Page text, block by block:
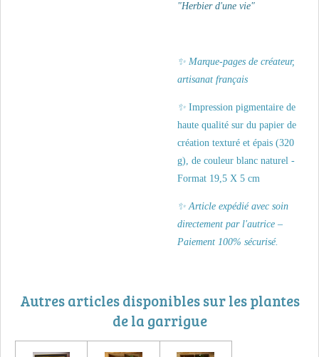
"Herbier d'une vie"
✨ Marque-pages de créateur,
artisanat français
✨ Impression pigmentaire de
haute qualité sur du papier de
création texturé et épais (320
g), de couleur blanc naturel -
Format 19,5 X 5 cm
✨ Article expédié avec soin
directement par l'autrice –
Paiement 100% sécurisé.
Autres articles disponibles sur les plantes
de la garrigue